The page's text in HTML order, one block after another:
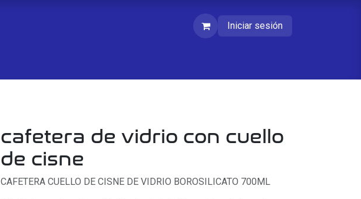
Iniciar sesión
cafetera de vidrio con cuello
de cisne
CAFETERA CUELLO DE CISNE DE VIDRIO BOROSILICATO 700ML